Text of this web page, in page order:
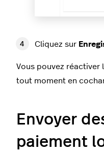
Cliquez sur
Vous pouvez réactiver
tout moment en
Envoyer
paiement